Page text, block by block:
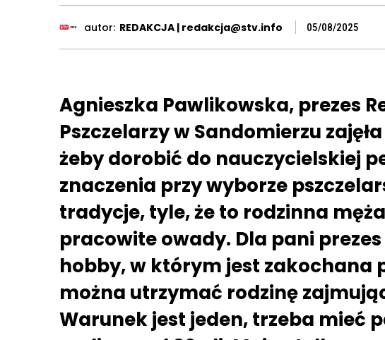
autor: REDAKCJA | redakcja@stv.info 05/08/2025
Agnieszka Pawlikowska, prezes
Pszczelarzy w Sandomierzu
żeby dorobić do nauczycielskiej
znaczenia przy wyborze
tradycje, tyle, że to rodzinna
pracowite owady. Dla pani
hobby, w którym jest zakochana
można utrzymać rodzinę
Warunek jest jeden, trzeba mieć